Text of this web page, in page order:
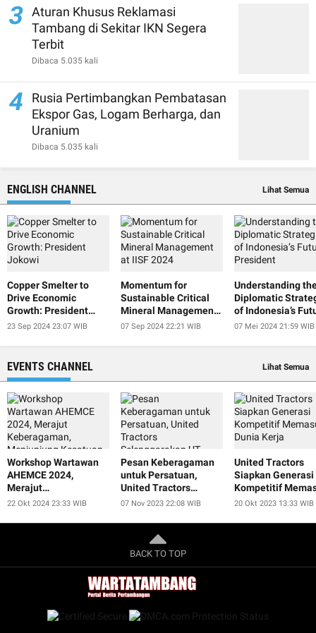
3 Aturan Khusus Reklamasi
Tambang di Sekitar IKN Segera
Terbit
Dibaca 5.035 kali
4
Rusia Pertimbangkan Pembatasan
Ekspor Gas, Logam Berharga, dan
Uranium
Dibaca 5.035 kali
ENGLISH CHANNEL Lihat Semua
Copper Smelter to
Drive Economic
Growth: President
Jokowi
23 Sep 2024 23:07 WIB
Momentum for
Sustainable Critical
Mineral Management
at IISF 2024
07 Sep 2024 22:21 WIB
Understanding
Diplomatic
of Indonesia’s
President
07 Mei 2024 21:59 WIB
EVENTS CHANNEL Lihat Semua
Workshop Wartawan
AHEMCE 2024,
Merajut
Keberagaman,
dan Menjaga
22 Okt 2024 23:33 WIB
Pesan Keberagaman
untuk Persatuan,
United Tractors
Selenggarakan UT
2023
07 Nov 2023 22:08 WIB
United Tractors
Siapkan Generasi
Kompetitif
Dunia Kerja
20 Okt 2023 13:33 WIB
BACK TO TOP